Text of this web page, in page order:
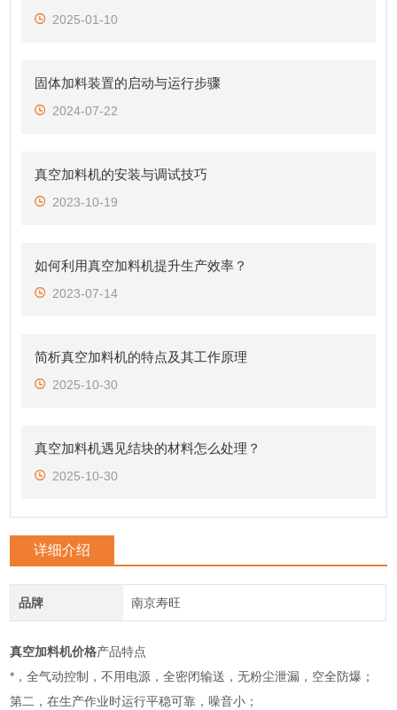
2025-01-10
固体加料装置的启动与运行步骤
2024-07-22
真空加料机的安装与调试技巧
2023-10-19
如何利用真空加料机提升生产效率？
2023-07-14
简析真空加料机的特点及其工作原理
2025-10-30
真空加料机遇见结块的材料怎么处理？
2025-10-30
详细介绍
品牌 南京寿旺
真空加料机价格产品特点
*，全气动控制，不用电源，全密闭输送，无粉尘泄漏，空全防爆；
第二，在生产作业时运行平稳可靠，噪音小；